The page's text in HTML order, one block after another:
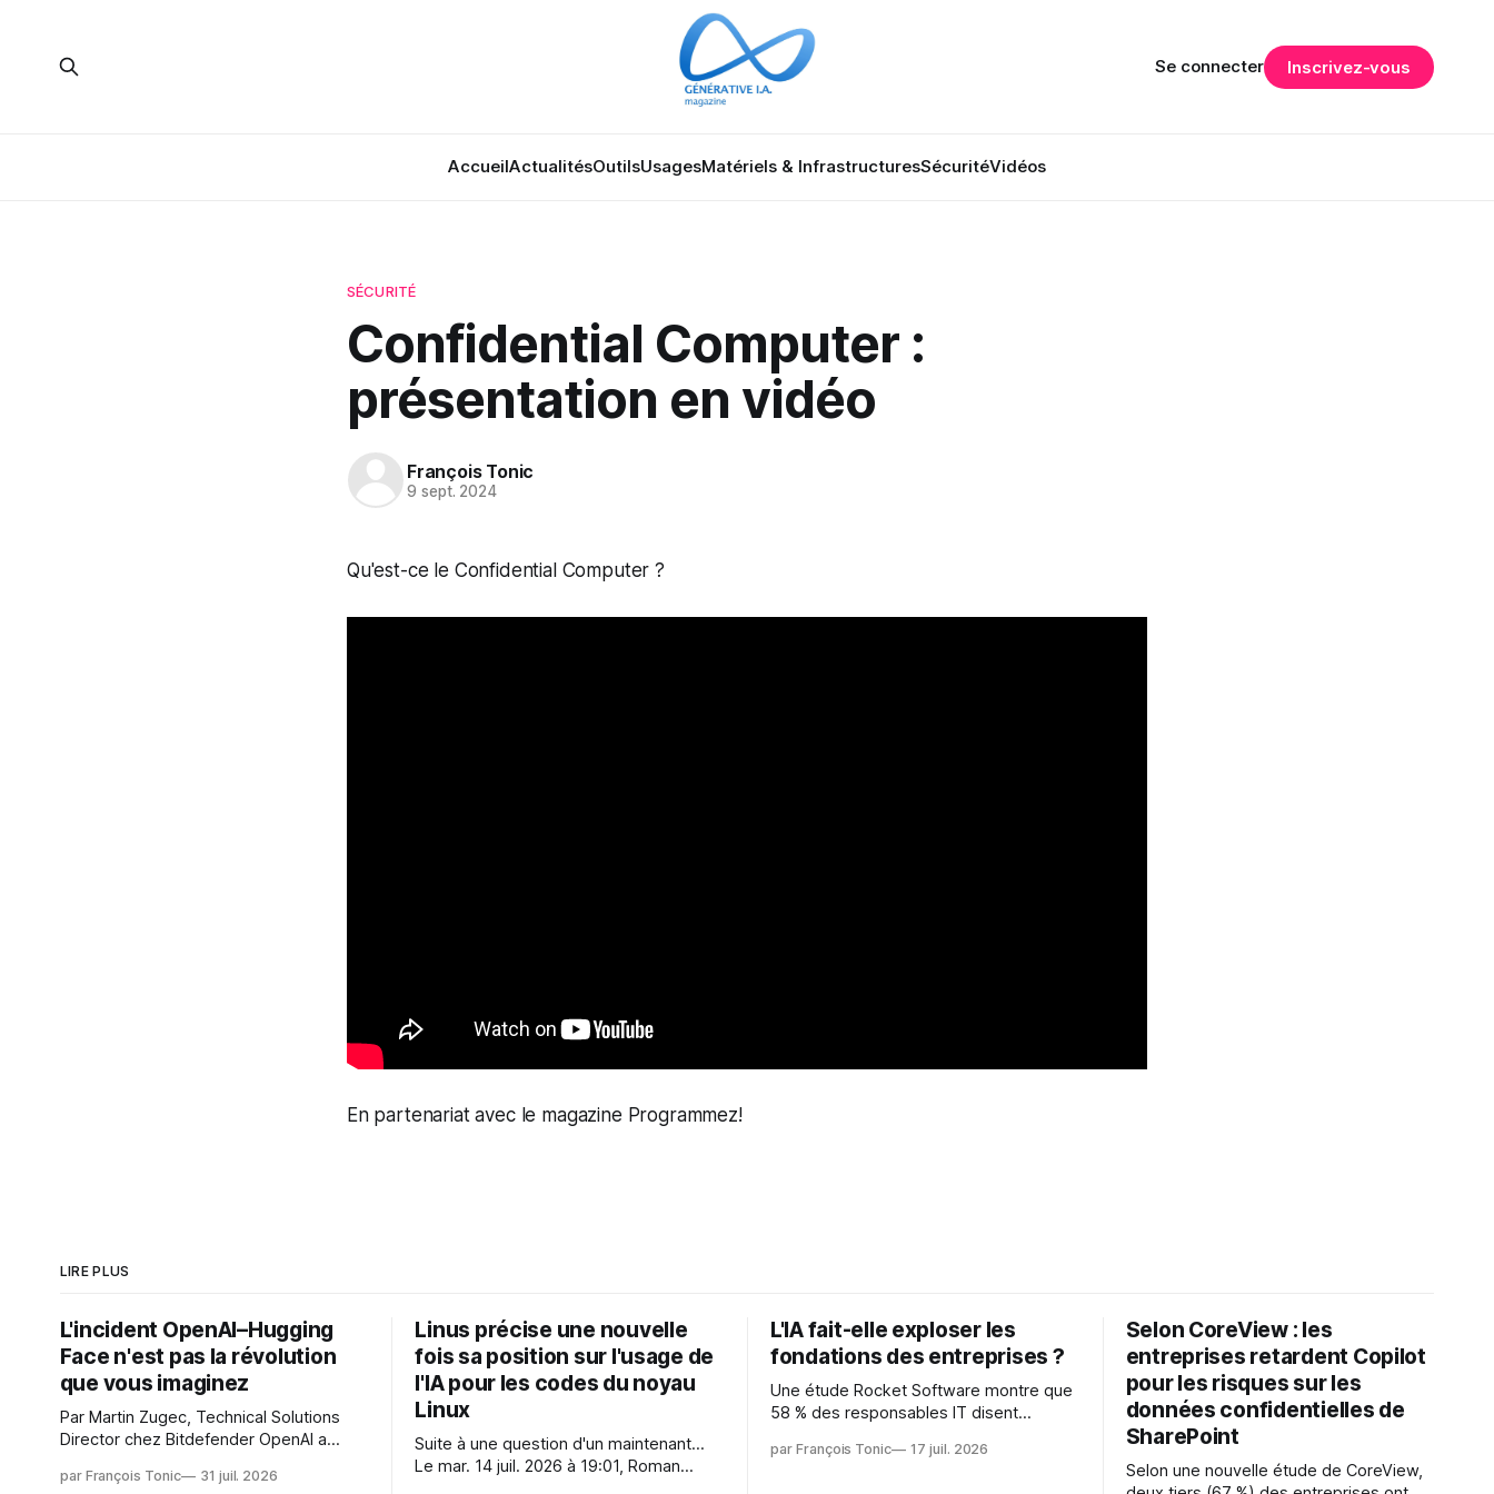
AccueilActualitésOutilsUsagesMatériels & InfrastructuresSécuritéVidéos
Se connecter Inscrivez-vous
SÉCURITÉ
Confidential Computer :
présentation en vidéo
François Tonic
9 sept. 2024
Qu'est-ce le Confidential Computer ?
En partenariat avec le magazine Programmez!
LIRE PLUS
L'incident OpenAI–Hugging
Face n'est pas la révolution
que vous imaginez
Par Martin Zugec, Technical Solutions
Director chez Bitdefender OpenAI a
dans le cadre d'une évaluation interne
par François Tonic 31 juil. 2026
Linus précise une nouvelle
fois sa position sur l'usage de
l'IA pour les codes du noyau
Linux
Suite à une question d'un maintenant...
Le mar. 14 juil. 2026 à 19:01, Roman
L'IA fait-elle exploser les
fondations des entreprises ?
Une étude Rocket Software montre que
58 % des responsables IT disent
émergentes telles que l'IA. Mais l'IA est
par François Tonic 17 juil. 2026
Selon CoreView : les
entreprises retardent Copilot
pour les risques sur les
données confidentielles de
SharePoint
Selon une nouvelle étude de CoreView,